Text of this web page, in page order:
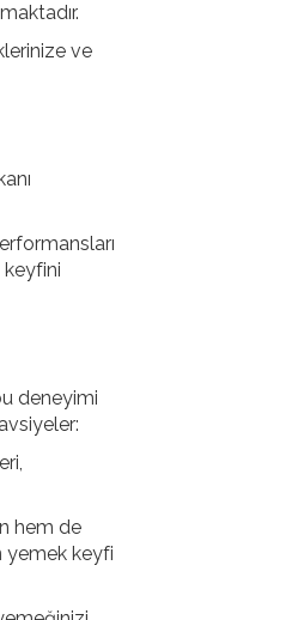
ve
keyfini
deneyimi
hem de
yemek keyfi